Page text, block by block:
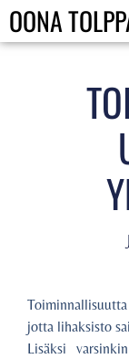
OONA
jotta lihaksisto
Lisäksi